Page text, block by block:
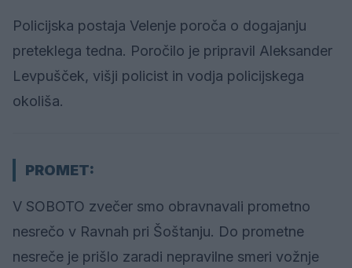
Policijska postaja Velenje poroča o dogajanju
preteklega tedna. Poročilo je pripravil Aleksander
Levpušček, višji policist in vodja policijskega
okoliša.
PROMET:
V SOBOTO zvečer smo obravnavali prometno
nesrečo v Ravnah pri Šoštanju. Do prometne
nesreče je prišlo zaradi nepravilne smeri vožnje